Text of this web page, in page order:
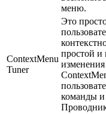
меню.
ContextMenu
Tuner
Это
простой и
команды и